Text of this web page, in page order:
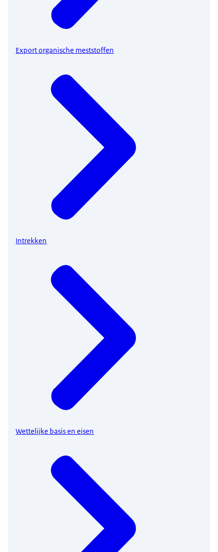
Export organische meststoffen
Intrekken
Wettelijke basis en eisen